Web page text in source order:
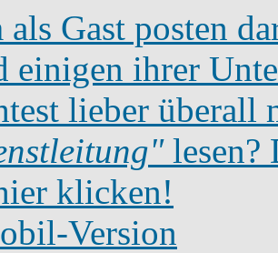
Gast posten
einigen ihrer
lieber überall
lesen?
klicken!
Version